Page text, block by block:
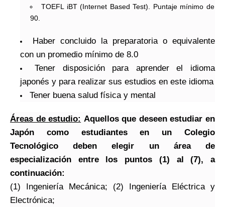
TOEFL iBT (Internet Based Test). Puntaje mínimo de
90. ​
Haber concluido la preparatoria o equivalente
con un promedio mínimo de 8.0
Tener disposición para aprender el idioma
japonés y para realizar sus estudios en este idioma
Tener buena salud física y mental
Áreas de estudio: Aquellos que deseen estudiar en
Japón como estudiantes en un Colegio
Tecnológico deben elegir un área de
especialización entre los puntos (1) al (7), a
continuación:
(1) Ingeniería Mecánica; (2) Ingeniería Eléctrica y
Electrónica;